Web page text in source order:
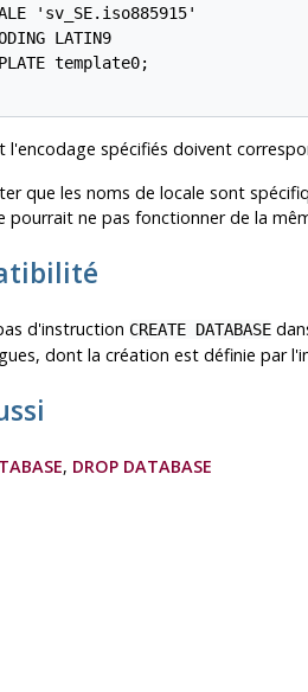
'sv_SE.iso885915'
LATIN9
template0;
l'encodage spécifiés doivent
que les noms de locale sont
pourrait ne pas fonctionner de la
d'instruction CREATE DATABASE
dont la création est définie par
, DROP DATABASE